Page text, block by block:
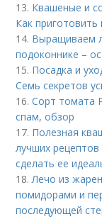
13. Квашеные и
Как
14. Выращиваем
подоконнике –
15. Посадка и
Семь секретов
16.Сорт томата
спам, обзор
17. Полезная
лучших
сделать ее
18.Лечо из
помидорами и
последующей